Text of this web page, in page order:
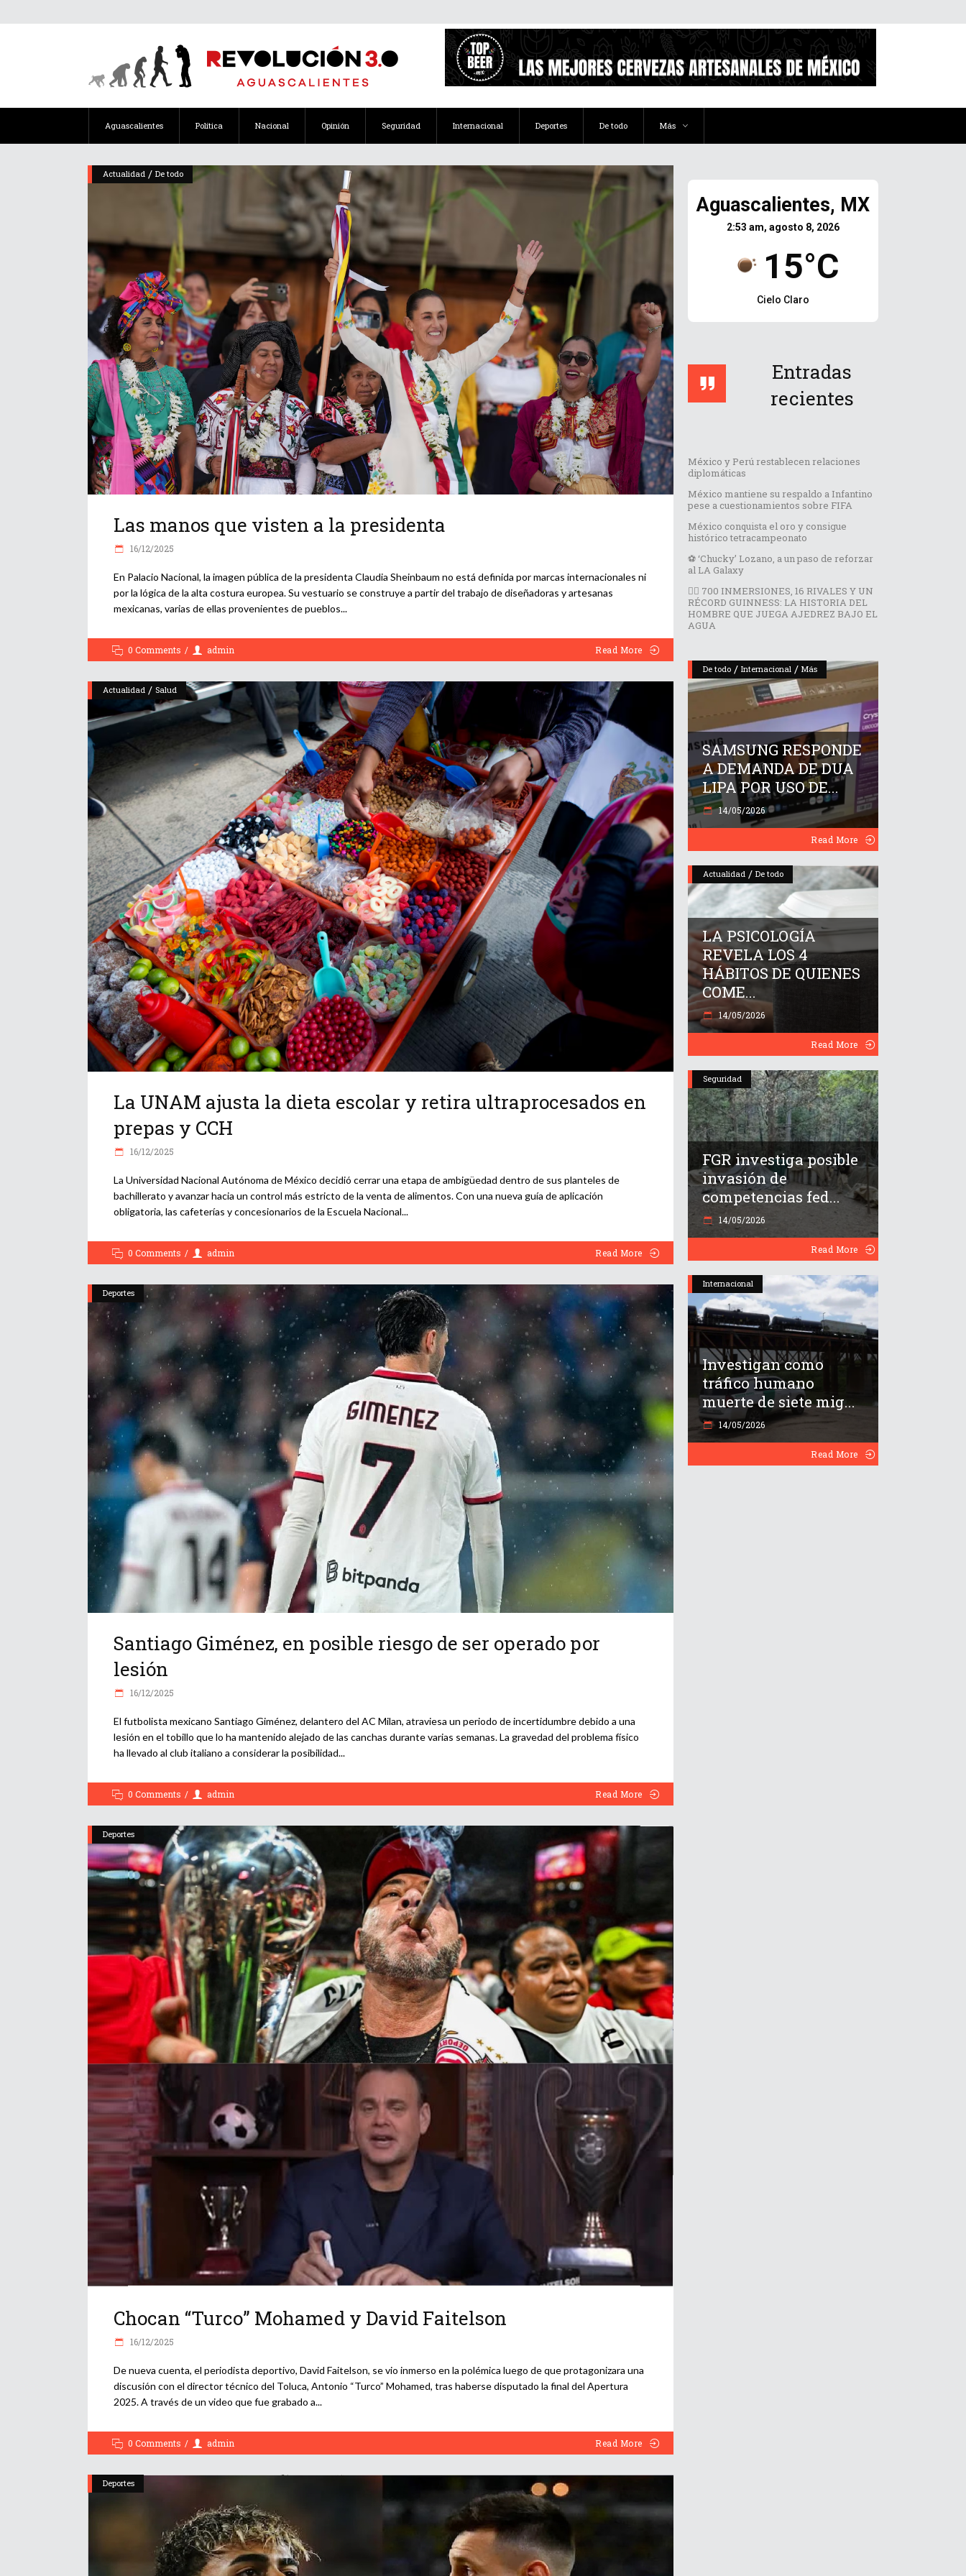
Aguascalientes Política Nacional Opinión Seguridad Internacional Deportes De todo Más
Actualidad / De todo
Las manos que visten a la presidenta
16/12/2025
En Palacio Nacional, la imagen pública de la presidenta Claudia Sheinbaum no está definida por marcas internacionales ni
por la lógica de la alta costura europea. Su vestuario se construye a partir del trabajo de diseñadoras y artesanas
mexicanas, varias de ellas provenientes de pueblos
0 Comments admin Read More
Actualidad / Salud
La UNAM ajusta la dieta escolar y retira ultraprocesados en
prepas y CCH
16/12/2025
La Universidad Nacional Autónoma de México decidió cerrar una etapa de ambigüedad dentro de sus planteles de
bachillerato y avanzar hacia un control más estricto de la venta de alimentos. Con una nueva guía de aplicación
obligatoria, las cafeterías y concesionarios de la Escuela Nacional
0 Comments admin Read More
Deportes
Santiago Giménez, en posible riesgo de ser operado por
lesión
16/12/2025
El futbolista mexicano Santiago Giménez, delantero del AC Milan, atraviesa un periodo de incertidumbre debido a una
lesión en el tobillo que lo ha mantenido alejado de las canchas durante varias semanas. La gravedad del problema físico
ha llevado al club italiano a considerar la posibilidad
0 Comments admin Read More
Deportes
Chocan “Turco” Mohamed y David Faitelson
16/12/2025
De nueva cuenta, el periodista deportivo, David Faitelson, se vio inmerso en la polémica luego de que protagonizara una
discusión con el director técnico del Toluca, Antonio “Turco” Mohamed, tras haberse disputado la final del Apertura
2025. A través de un video que fue grabado a
0 Comments admin Read More
Deportes
Aguascalientes, MX
2:53 am, agosto 8, 2026
15°C
Cielo Claro
Entradas
recientes
México y Perú restablecen relaciones
diplomáticas
México mantiene su respaldo a Infantino
pese a cuestionamientos sobre FIFA
México conquista el oro y consigue
histórico tetracampeonato
⚽️ ‘Chucky’ Lozano, a un paso de reforzar
al LA Galaxy
🏊‍♂️ 700 INMERSIONES, 16 RIVALES Y UN
RÉCORD GUINNESS: LA HISTORIA DEL
HOMBRE QUE JUEGA AJEDREZ BAJO EL
AGUA
De todo / Internacional / Más
SAMSUNG RESPONDE
A DEMANDA DE DUA
LIPA POR USO DE...
14/05/2026
Read More
Actualidad / De todo
LA PSICOLOGÍA
REVELA LOS 4
HÁBITOS DE QUIENES
COME...
14/05/2026
Read More
Seguridad
FGR investiga posible
invasión de
competencias fed...
14/05/2026
Read More
Internacional
Investigan como
tráfico humano
muerte de siete mig...
14/05/2026
Read More